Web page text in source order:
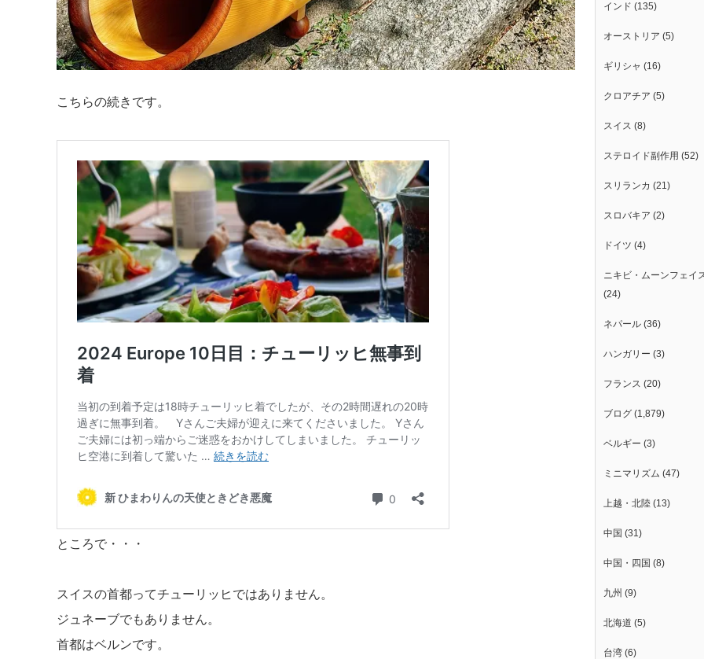
こちらの続きです。
ところで・・・
スイスの首都ってチューリッヒではありません。
ジュネーブでもありません。
首都はベルンです。
インド (135)
オーストリア (5)
ギリシャ (16)
クロアチア (5)
スイス (8)
ステロイド副作用 (52)
スリランカ (21)
スロバキア (2)
ドイツ (4)
ニキビ・ムーンフェイ
(24)
ネパール (36)
ハンガリー (3)
フランス (20)
ブログ (1,879)
ベルギー (3)
ミニマリズム (47)
上越・北陸 (13)
中国 (31)
中国・四国 (8)
九州 (9)
北海道 (5)
台湾 (6)